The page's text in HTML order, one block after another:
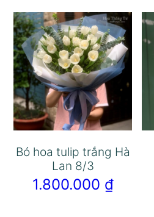
Bó hoa tulip trắng Hà
Lan 8/3
1.800.000 ₫